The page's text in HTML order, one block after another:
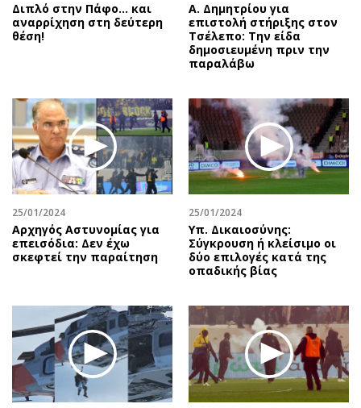
Διπλό στην Πάφο… και
αναρρίχηση στη δεύτερη
θέση!
Α. Δημητρίου για
επιστολή στήριξης στον
Τσέλεπο: Την είδα
δημοσιευμένη πριν την
παραλάβω
25/01/2024
Αρχηγός Αστυνομίας για
επεισόδια: Δεν έχω
σκεφτεί την παραίτηση
25/01/2024
Υπ. Δικαιοσύνης:
Σύγκρουση ή κλείσιμο οι
δύο επιλογές κατά της
οπαδικής βίας